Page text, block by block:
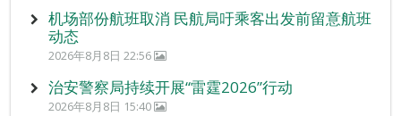
机场部份航班取消 民航局吁乘客出发前留意航班
动态
2026年8月8日 22:56
治安警察局持续开展“雷霆2026”行动
2026年8月8日 15:40